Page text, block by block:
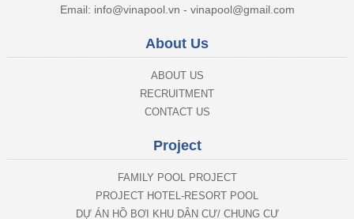
Email: info@vinapool.vn - vinapool@gmail.com
About Us
ABOUT US
RECRUITMENT
CONTACT US
Project
FAMILY POOL PROJECT
PROJECT HOTEL-RESORT POOL
DỰ ÁN HỒ BƠI KHU DÂN CƯ/ CHUNG CƯ